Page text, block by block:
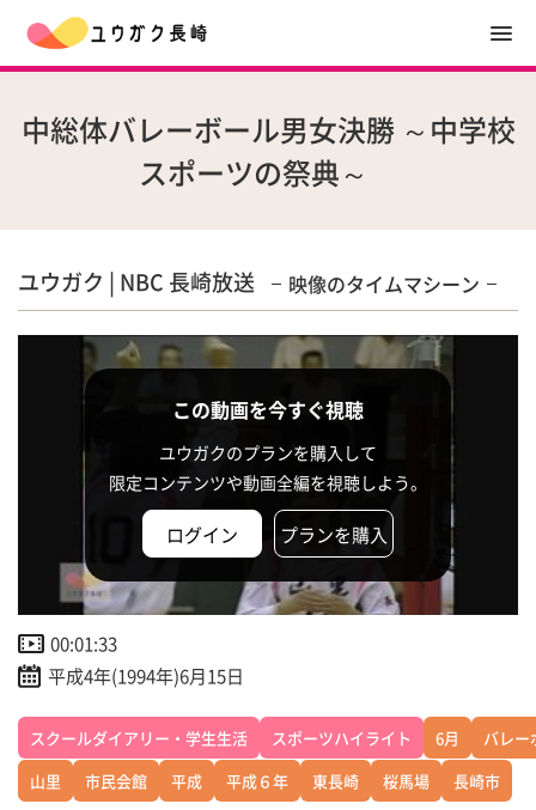
中総体バレーボール男女決勝 ～中学校
スポーツの祭典～
ユウガク | NBC 長崎放送 映像のタイムマシーン
この動画を今すぐ視聴
ユウガクのプランを購入して
限定コンテンツや動画全編を視聴しよう。
ログイン プランを購入
00:01:33
平成4年(1994年)6月15日
スクールダイアリー・学生生活 スポーツハイライト 6月
バレー
山里
市民会館 平成 平成６年 東長崎 桜馬場 長崎市